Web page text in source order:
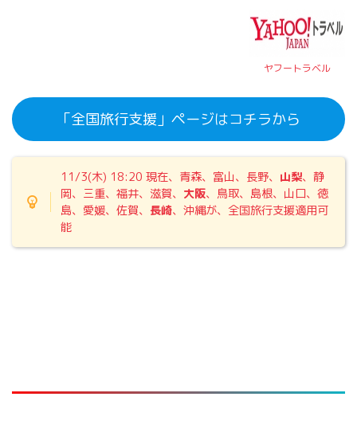
ヤフートラベル
「全国旅行支援」ページはコチラから
11/3(木) 18:20 現在、青森、富山、長野、 山梨、静
岡、三重、福井、滋賀、 大阪、鳥取、島根、山口、徳
島、愛媛、佐賀、 長崎、沖縄が、全国旅行支援適用可
能